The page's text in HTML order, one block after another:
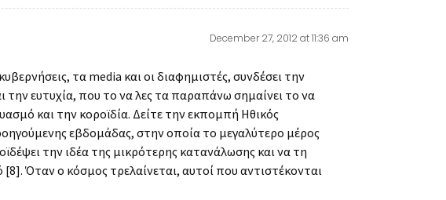
December 27, 2012 at 11:36 am
τα media και οι διαφημιστές, συνδέσει την
την ευτυχία, που το να λες τα παραπάνω σημαίνει το να
και την κοροϊδία. Δείτε την εκπομπή Ηθικός
εβδομάδας, στην οποία το μεγαλύτερο μέρος
την ιδέα της μικρότερης κατανάλωσης και να τη
Όταν ο κόσμος τρελαίνεται, αυτοί που αντιστέκονται